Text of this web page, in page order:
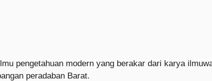
pengetahuan modern yang berakar dari karya
peradaban Barat.